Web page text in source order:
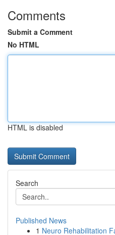
Comments
Submit a Comment
No HTML
HTML is disabled
Search
Published News
1 Neuro Rehabilitation